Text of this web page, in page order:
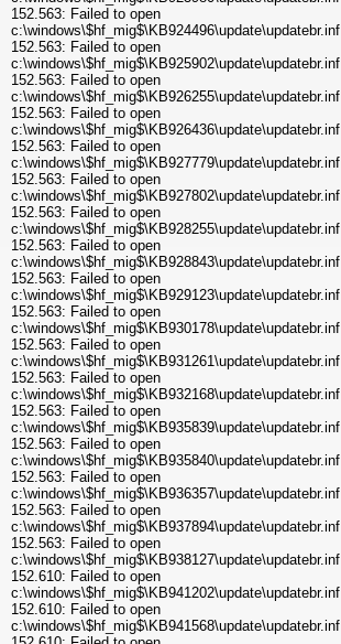
152.563: Failed to open
c:\windows\$hf_mig$\KB924496\update\updatebr.inf
152.563: Failed to open
c:\windows\$hf_mig$\KB925902\update\updatebr.inf
152.563: Failed to open
c:\windows\$hf_mig$\KB926255\update\updatebr.inf
152.563: Failed to open
c:\windows\$hf_mig$\KB926436\update\updatebr.inf
152.563: Failed to open
c:\windows\$hf_mig$\KB927779\update\updatebr.inf
152.563: Failed to open
c:\windows\$hf_mig$\KB927802\update\updatebr.inf
152.563: Failed to open
c:\windows\$hf_mig$\KB928255\update\updatebr.inf
152.563: Failed to open
c:\windows\$hf_mig$\KB928843\update\updatebr.inf
152.563: Failed to open
c:\windows\$hf_mig$\KB929123\update\updatebr.inf
152.563: Failed to open
c:\windows\$hf_mig$\KB930178\update\updatebr.inf
152.563: Failed to open
c:\windows\$hf_mig$\KB931261\update\updatebr.inf
152.563: Failed to open
c:\windows\$hf_mig$\KB932168\update\updatebr.inf
152.563: Failed to open
c:\windows\$hf_mig$\KB935839\update\updatebr.inf
152.563: Failed to open
c:\windows\$hf_mig$\KB935840\update\updatebr.inf
152.563: Failed to open
c:\windows\$hf_mig$\KB936357\update\updatebr.inf
152.563: Failed to open
c:\windows\$hf_mig$\KB937894\update\updatebr.inf
152.563: Failed to open
c:\windows\$hf_mig$\KB938127\update\updatebr.inf
152.610: Failed to open
c:\windows\$hf_mig$\KB941202\update\updatebr.inf
152.610: Failed to open
c:\windows\$hf_mig$\KB941568\update\updatebr.inf